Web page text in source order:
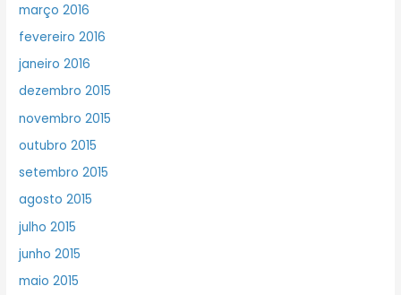
março 2016
fevereiro 2016
janeiro 2016
dezembro 2015
novembro 2015
outubro 2015
setembro 2015
agosto 2015
julho 2015
junho 2015
maio 2015